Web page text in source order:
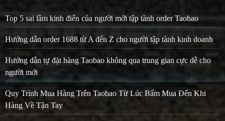
Top 5 sai lầm kinh điển của người mới tập tành order Taobao
Hướng dẫn order 1688 từ A đến Z cho người tập tành kinh doanh
Hướng dẫn tự đặt hàng Taobao không qua trung gian cực dễ cho
người mới
Quy Trình Mua Hàng Trên Taobao Từ Lúc Bấm Mua Đến Khi
Hàng Về Tận Tay